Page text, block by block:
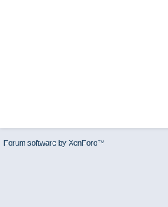
Forum software by XenForo™